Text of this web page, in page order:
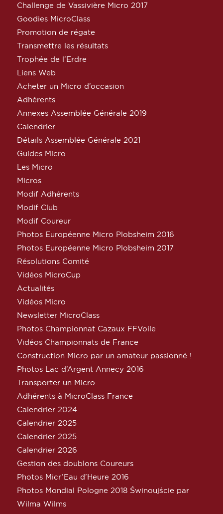
Challenge de Vassivière Micro 2017
Goodies MicroClass
Promotion de régate
Transmettre les résultats
Trophée de l’Erdre
Liens Web
Acheter un Micro d’occasion
Adhérents
Annexes Assemblée Générale 2019
Calendrier
Détails Assemblée Générale 2021
Guides Micro
Les Micro
Micros
Modif Adhérents
Modif Club
Modif Coureur
Photos Européenne Micro Plobsheim 2016
Photos Européenne Micro Plobsheim 2017
Résolutions Comité
Vidéos MicroCup
Actualités
Vidéos Micro
Newsletter MicroClass
Photos Championnat Cazaux FFVoile
Vidéos Championnats de France
Construction Micro par un amateur passionné !
Photos Lac d’Argent Annecy 2016
Transporter un Micro
Adhérents à MicroClass France
Calendrier 2024
Calendrier 2025
Calendrier 2025
Calendrier 2026
Gestion des doublons Coureurs
Photos Micr’Eau d’Heure 2016
Photos Mondial Pologne 2018 Świnoujście par
Wilma Wilms